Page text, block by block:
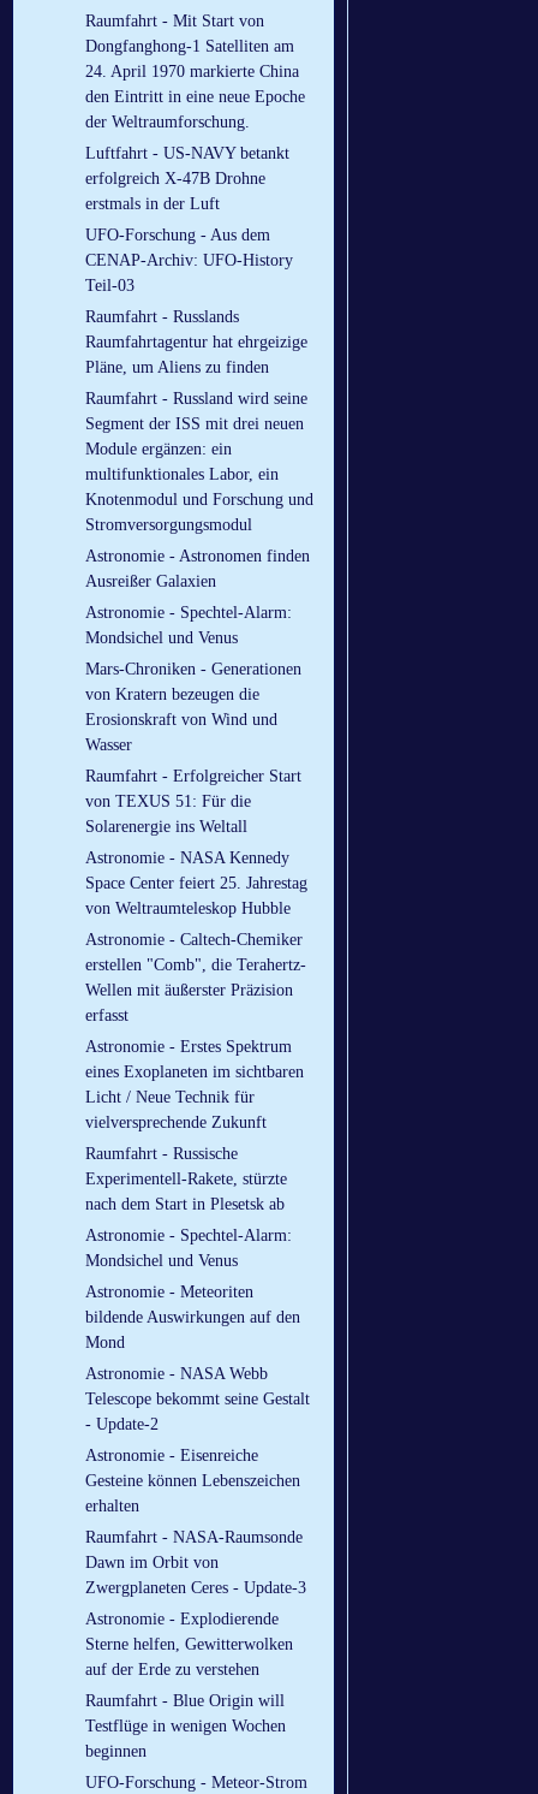
Raumfahrt - Mit Start von
Dongfanghong-1 Satelliten am
24. April 1970 markierte China
den Eintritt in eine neue Epoche
der Weltraumforschung.
Luftfahrt - US-NAVY betankt
erfolgreich X-47B Drohne
erstmals in der Luft
UFO-Forschung - Aus dem
CENAP-Archiv: UFO-History
Teil-03
Raumfahrt - Russlands
Raumfahrtagentur hat ehrgeizige
Pläne, um Aliens zu finden
Raumfahrt - Russland wird seine
Segment der ISS mit drei neuen
Module ergänzen: ein
multifunktionales Labor, ein
Knotenmodul und Forschung und
Stromversorgungsmodul
Astronomie - Astronomen finden
Ausreißer Galaxien
Astronomie - Spechtel-Alarm:
Mondsichel und Venus
Mars-Chroniken - Generationen
von Kratern bezeugen die
Erosionskraft von Wind und
Wasser
Raumfahrt - Erfolgreicher Start
von TEXUS 51: Für die
Solarenergie ins Weltall
Astronomie - NASA Kennedy
Space Center feiert 25. Jahrestag
von Weltraumteleskop Hubble
Astronomie - Caltech-Chemiker
erstellen "Comb", die Terahertz-
Wellen mit äußerster Präzision
erfasst
Astronomie - Erstes Spektrum
eines Exoplaneten im sichtbaren
Licht / Neue Technik für
vielversprechende Zukunft
Raumfahrt - Russische
Experimentell-Rakete, stürzte
nach dem Start in Plesetsk ab
Astronomie - Spechtel-Alarm:
Mondsichel und Venus
Astronomie - Meteoriten
bildende Auswirkungen auf den
Mond
Astronomie - NASA Webb
Telescope bekommt seine Gestalt
- Update-2
Astronomie - Eisenreiche
Gesteine können Lebenszeichen
erhalten
Raumfahrt - NASA-Raumsonde
Dawn im Orbit von
Zwergplaneten Ceres - Update-3
Astronomie - Explodierende
Sterne helfen, Gewitterwolken
auf der Erde zu verstehen
Raumfahrt - Blue Origin will
Testflüge in wenigen Wochen
beginnen
UFO-Forschung - Meteor-Strom